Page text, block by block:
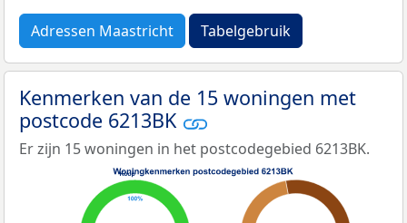
Adressen Maastricht Tabelgebruik
Kenmerken van de 15 woningen met
postcode 6213BK
Er zijn 15 woningen in het postcodegebied 6213BK.